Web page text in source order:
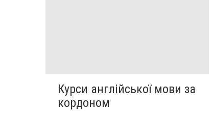
Курси англійської мови за
кордоном